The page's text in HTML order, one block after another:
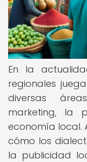
En la
regionales
diversas
marketing, la
economía local.
cómo los
la publicidad